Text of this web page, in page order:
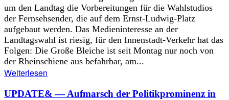
um den Landtag die Vorbereitungen für die Wahlstudios
der Fernsehsender, die auf dem Ernst-Ludwig-Platz
aufgebaut werden. Das Medieninteresse an der
Landtagswahl ist riesig, für den Innenstadt-Verkehr hat das
Folgen: Die Große Bleiche ist seit Montag nur noch von
der Rheinschiene aus befahrbar, am...
Weiterlesen
UPDATE& — Aufmarsch der Politikprominenz in